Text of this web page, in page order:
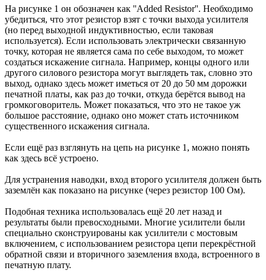
На рисунке 1 он обозначен как ''Added Resistor''. Необходимо
убедиться, что этот резистор взят с точки выхода усилителя
(но перед выходной индуктивностью, если таковая
используется). Если использовать электрически связанную
точку, которая не является сама по себе выходом, то может
создаться искажение сигнала. Например, концы одного или
другого силового резистора могут выглядеть так, словно это
выход, однако здесь может иметься от 20 до 50 мм дорожки
печатной платы, как раз до точки, откуда берётся вывод на
громкоговоритель. Может показаться, что это не такое уж
большое расстояние, однако оно может стать источником
существенного искажения сигнала.
Если ещё раз взглянуть на цепь на рисунке 1, можно понять
как здесь всё устроено.
Для устранения наводки, вход второго усилителя должен быть
заземлён как показано на рисунке (через резистор 100 Ом).
Подобная техника использовалась ещё 20 лет назад и
результаты были превосходными. Многие усилители были
специально сконструированы как усилители с мостовым
включением, с использованием резистора цепи перекрёстной
обратной связи и вторичного заземления входа, встроенного в
печатную плату.